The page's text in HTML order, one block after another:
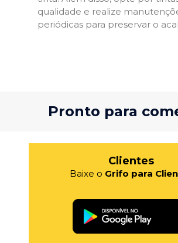
qualidade e realize
periódicas para preservar o
Pronto para
Clientes
Baixe o Grifo para